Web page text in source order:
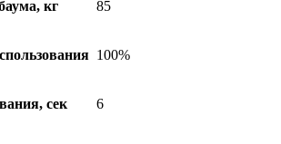
кг 85
100%
сек 6